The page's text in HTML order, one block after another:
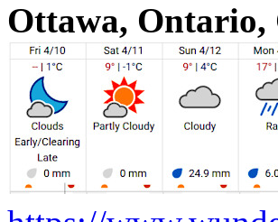
Ottawa, Ontario,